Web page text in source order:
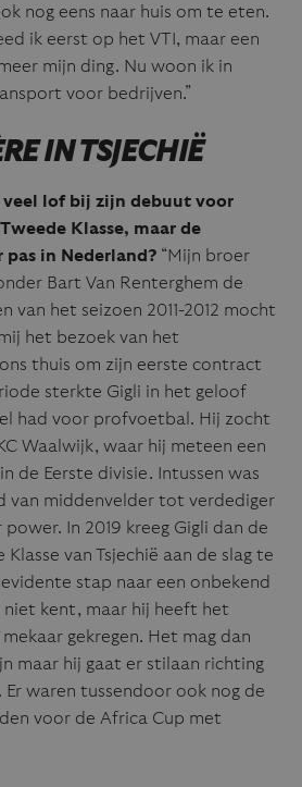
nog eens naar huis om te eten.
ik eerst op het VTI, maar een
mijn ding. Nu woon ik in
voor bedrijven.”
IN TSJECHIË
veel lof bij zijn debuut voor
Klasse, maar de
in Nederland? “Mijn broer
Bart Van Renterghem de
van het seizoen 2011-2012 mocht
het bezoek van het
thuis om zijn eerste contract
sterkte Gigli in het geloof
had voor profvoetbal. Hij zocht
Waalwijk, waar hij meteen een
de Eerste divisie. Intussen was
van middenvelder tot verdediger
In 2019 kreeg Gigli dan de
Klasse van Tsjechië aan de slag te
stap naar een onbekend
niet kent, maar hij heeft het
gekregen. Het mag dan
maar hij gaat er stilaan richting
waren tussendoor ook nog de
voor de Africa Cup met